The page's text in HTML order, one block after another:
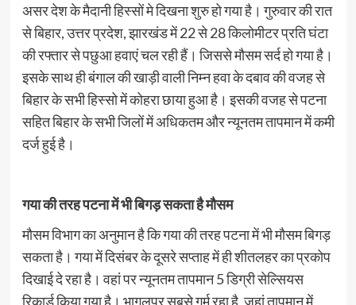
असर देश के मैदानी हिस्सों मे दिखना शुरु हो गया है। गुरुवार की रात
से बिहार, उत्तर प्रदेश, झारखंड में 22 से 28 किलोमीटर प्रति घंटा
की रफ्तार से पछुआ हवाएं चल रही हैं। जिससे मौसम सर्द हो गया है।
इसके साथ ही बंगाल की खाड़ी वाली निम्न हवा के दबाव की वजह से
बिहार के सभी हिस्सो में कोहरा छाया हुआ है। इसकी वजह से पटना
सहित बिहार के सभी जिलों में अधिकतम और न्यूनतम तापमान में कमी
दर्ज हुई है।
गया की तरह पटना में भी बिगड़ सकता है मौसम
मौसम विभाग का अनुमान है कि गया की तरह पटना में भी मौसम बिगड़
सकता है। गया में दिसंबर के दूसरे सप्ताह में ही शीतलहर का प्रकोप
दिखाई दे रहा है। वहां पर न्यूनतम तापमान 5 डिग्री सेल्सियस
रिकार्ड किया गया है। भागलपुर सबसे गर्म रहा है, जहां तापमान में